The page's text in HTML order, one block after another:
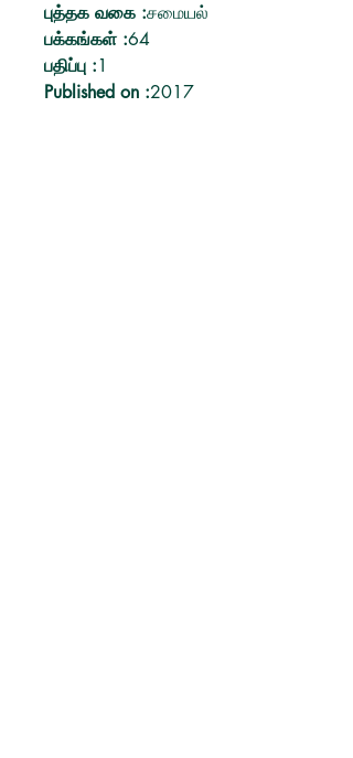
புத்தக வகை :சமையல்
பக்கங்கள் :64
பதிப்பு :1
Published on :2017